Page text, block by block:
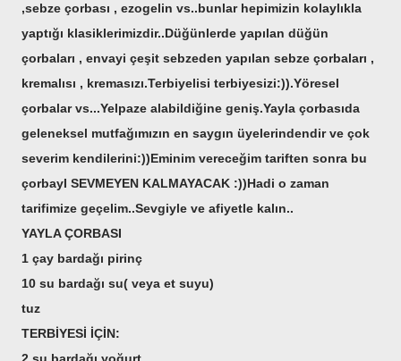
,sebze çorbası , ezogelin vs..bunlar hepimizin kolaylıkla
yaptığı klasiklerimizdir..Düğünlerde yapılan düğün
çorbaları , envayi çeşit sebzeden yapılan sebze çorbaları ,
kremalısı , kremasızı.Terbiyelisi terbiyesizi:)).Yöresel
çorbalar vs...Yelpaze alabildiğine geniş.Yayla çorbasıda
geleneksel mutfağımızın en saygın üyelerindendir ve çok
severim kendilerini:))Eminim vereceğim tariften sonra bu
çorbayI SEVMEYEN KALMAYACAK :))Hadi o zaman
tarifimize geçelim..Sevgiyle ve afiyetle kalın..
YAYLA ÇORBASI
1 çay bardağı pirinç
10 su bardağı su( veya et suyu)
tuz
TERBİYESİ İÇİN: